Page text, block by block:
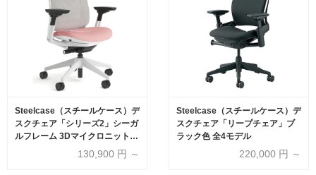
Steelcase（スチールケース）デ
スクチェア「シリーズ2」シーガ
ルフレーム 3Dマイクロニット
+エアバック 全3色130,900 円 ～
Steelcase（スチールケース）デ
スクチェア「リープチェア」ブ
ラック色 全4モデル
220,000 円 ～